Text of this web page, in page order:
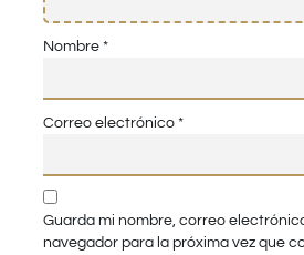
Nombre *
Correo electrónico *
Guarda mi nombre, correo
navegador para la próxima vez que